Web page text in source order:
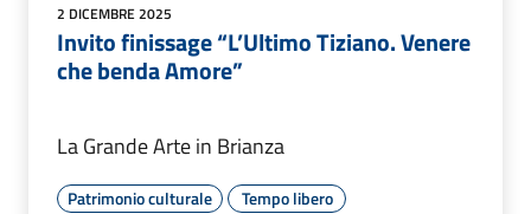
2 DICEMBRE 2025
Invito finissage “L’Ultimo Tiziano. Venere
che benda Amore”
La Grande Arte in Brianza
Patrimonio culturale Tempo libero